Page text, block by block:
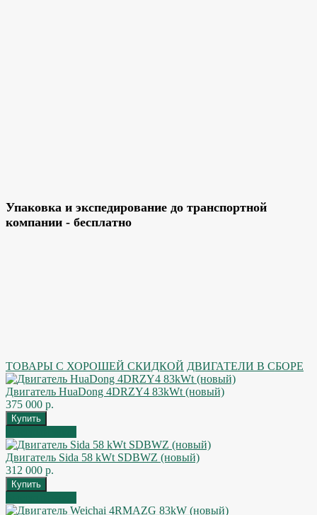
Упаковка и экспедирование до транспортной
компании - бесплатно
ТОВАРЫ С ХОРОШЕЙ СКИДКОЙ ДВИГАТЕЛИ В СБОРЕ
Двигатель HuaDong 4DRZY4 83kWt (новый)
375 000 р.
Двигатель Sida 58 kWt SDBWZ (новый)
312 000 р.